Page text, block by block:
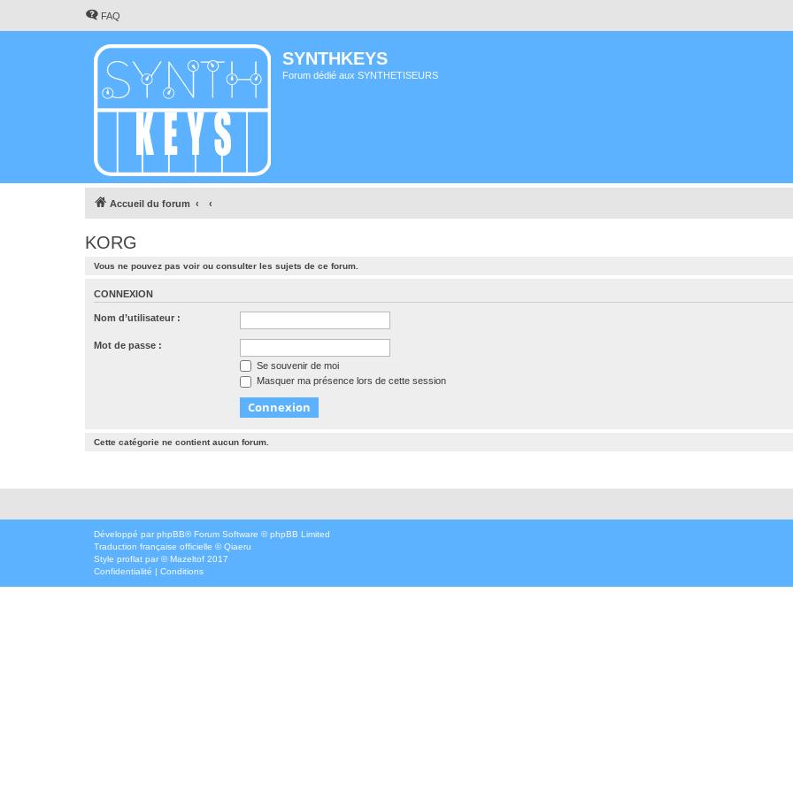
FAQ
SYNTHKEYS
Forum dédié aux SYNTHETISEURS
Accueil du forum
KORG
Vous ne pouvez pas voir ou consulter les sujets de ce forum.
CONNEXION
Nom d’utilisateur :
Mot de passe :
Se souvenir de moi
Masquer ma présence lors de cette session
Cette catégorie ne contient aucun forum.
Développé par phpBB® Forum Software © phpBB Limited
Traduction française officielle ©Qiaeru
Style proflat par ©Mazeltof 2017
Confidentialité | Conditions